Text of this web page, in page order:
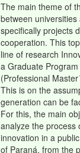
The main theme of
between
specifically projects
cooperation. This
line of research
a Graduate
(Professional
This is on the
generation can be
For this, the main
analyze the process
innovation in a
of Paraná, from the